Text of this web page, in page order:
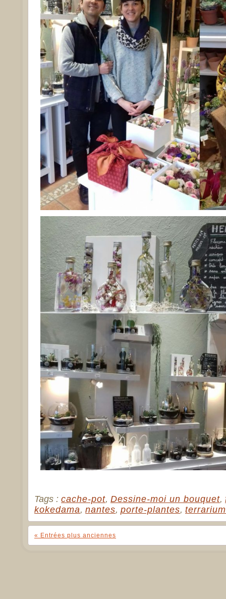
Tags : cache-pot, Dessine-moi un bouquet,
kokedama, nantes, porte-plantes, terrarium
« Entrées plus anciennes